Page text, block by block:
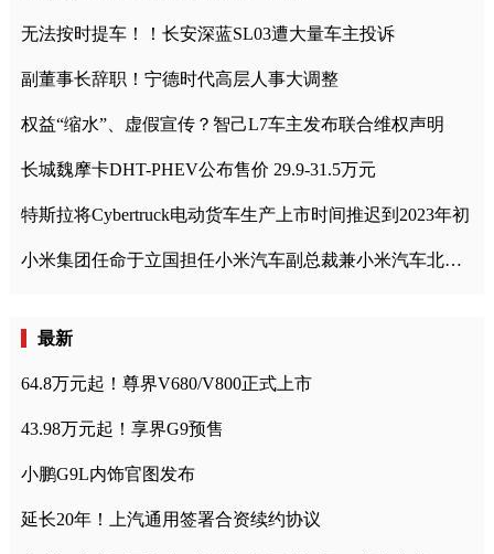
无法按时提车！！长安深蓝SL03遭大量车主投诉
副董事长辞职！宁德时代高层人事大调整
权益“缩水”、虚假宣传？智己L7车主发布联合维权声明
长城魏摩卡DHT-PHEV公布售价 29.9-31.5万元
特斯拉将Cybertruck电动货车生产上市时间推迟到2023年初
小米集团任命于立国担任小米汽车副总裁兼小米汽车北京总部政委
最新
64.8万元起！尊界V680/V800正式上市
43.98万元起！享界G9预售
小鹏G9L内饰官图发布
延长20年！上汽通用签署合资续约协议